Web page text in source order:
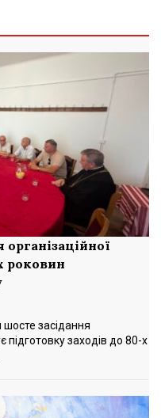
роковин
шосте засідання
підготовку заходів до 80-х